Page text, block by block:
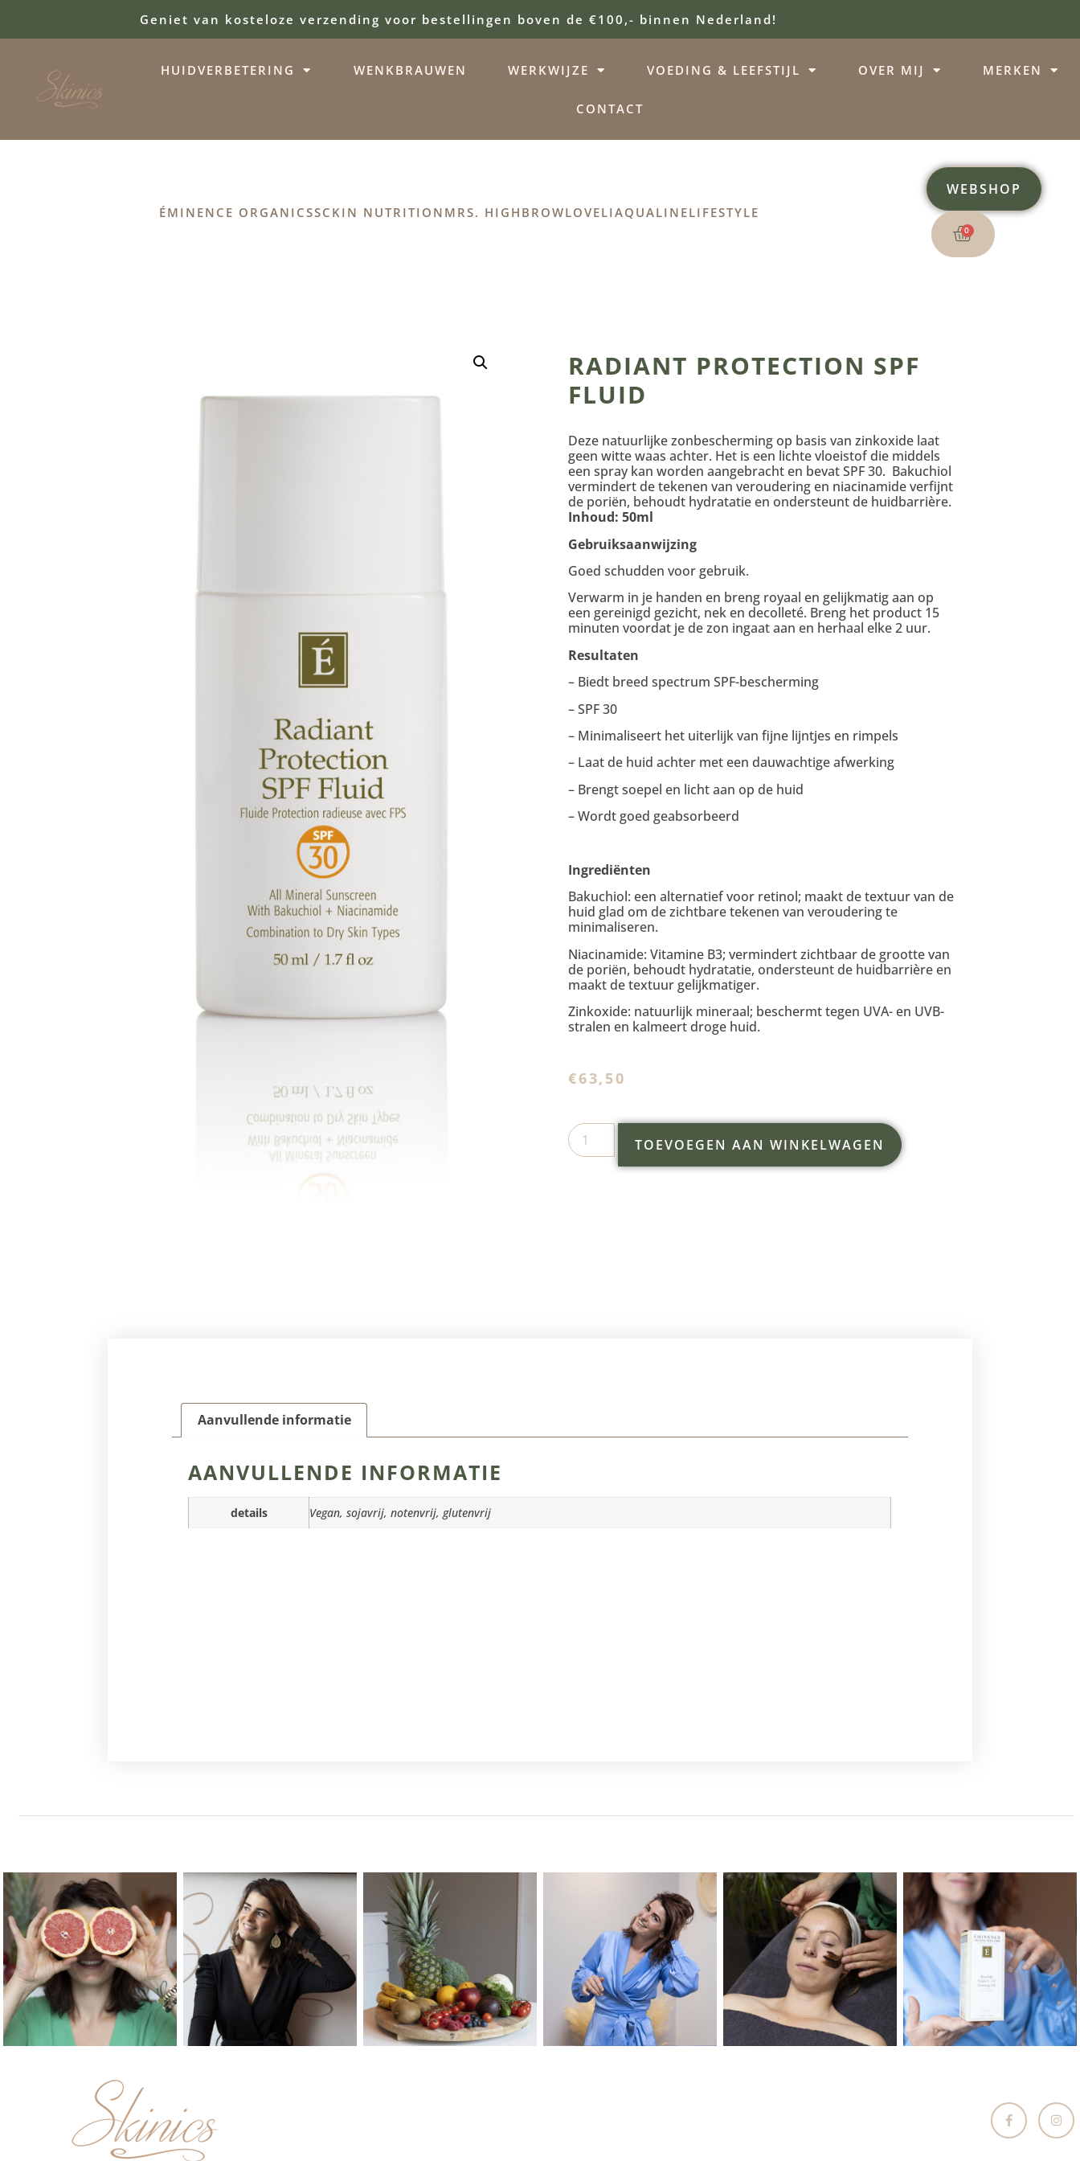
Geniet van kosteloze verzending voor bestellingen boven de €100,- binnen Nederland!
HUIDVERBETERING WENKBRAUWEN WERKWIJZE VOEDING & LEEFSTIJL OVER MIJ MERKEN
CONTACT
ÉMINENCE ORGANICSSCKIN NUTRITION MRS. HIGHBROWLOVELIAQUALINELIFESTYLE
WEBSHOP
0
RADIANT PROTECTION SPF
FLUID
Deze natuurlijke zonbescherming op basis van zinkoxide laat
geen witte waas achter. Het is een lichte vloeistof die middels
een spray kan worden aangebracht en bevat SPF 30. Bakuchiol
vermindert de tekenen van veroudering en niacinamide verfijnt
de poriën, behoudt hydratatie en ondersteunt de huidbarrière.
Inhoud: 50ml
Gebruiksaanwijzing
Goed schudden voor gebruik.
Verwarm in je handen en breng royaal en gelijkmatig aan op
een gereinigd gezicht, nek en decolleté. Breng het product 15
minuten voordat je de zon ingaat aan en herhaal elke 2 uur.
Resultaten
– Biedt breed spectrum SPF-bescherming
– SPF 30
– Minimaliseert het uiterlijk van fijne lijntjes en rimpels
– Laat de huid achter met een dauwachtige afwerking
– Brengt soepel en licht aan op de huid
– Wordt goed geabsorbeerd
Ingrediënten
Bakuchiol: een alternatief voor retinol; maakt de textuur van de
huid glad om de zichtbare tekenen van veroudering te
minimaliseren.
Niacinamide: Vitamine B3; vermindert zichtbaar de grootte van
de poriën, behoudt hydratatie, ondersteunt de huidbarrière en
maakt de textuur gelijkmatiger.
Zinkoxide: natuurlijk mineraal; beschermt tegen UVA- en UVB-
stralen en kalmeert droge huid.
€63,50
TOEVOEGEN AAN WINKELWAGEN
Aanvullende informatie
AANVULLENDE INFORMATIE
details Vegan, sojavrij, notenvrij, glutenvrij